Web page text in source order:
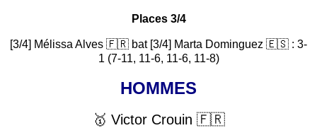
Places 3/4
[3/4] Mélissa Alves 🇫🇷 bat [3/4] Marta Dominguez 🇪🇸 : 3-
1 (7-11, 11-6, 11-6, 11-8)
HOMMES
🥇 Victor Crouin 🇫🇷